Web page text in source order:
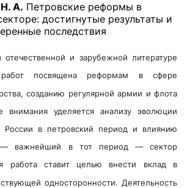
Н. А. Петровские реформы в
достигнутые результаты и
последствия
отечественной и зарубежной литературе
работ посвящена реформам в сфере
созданию регулярной армии и флота
внимания уделяется анализу эволюции
России в петровский период и влиянию
важнейший в тот период — сектор
работа ставит целью внести вклад в
односторонности. Деятельность